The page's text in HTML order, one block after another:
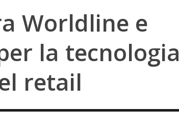
Worldline e
la tecnologia
retail